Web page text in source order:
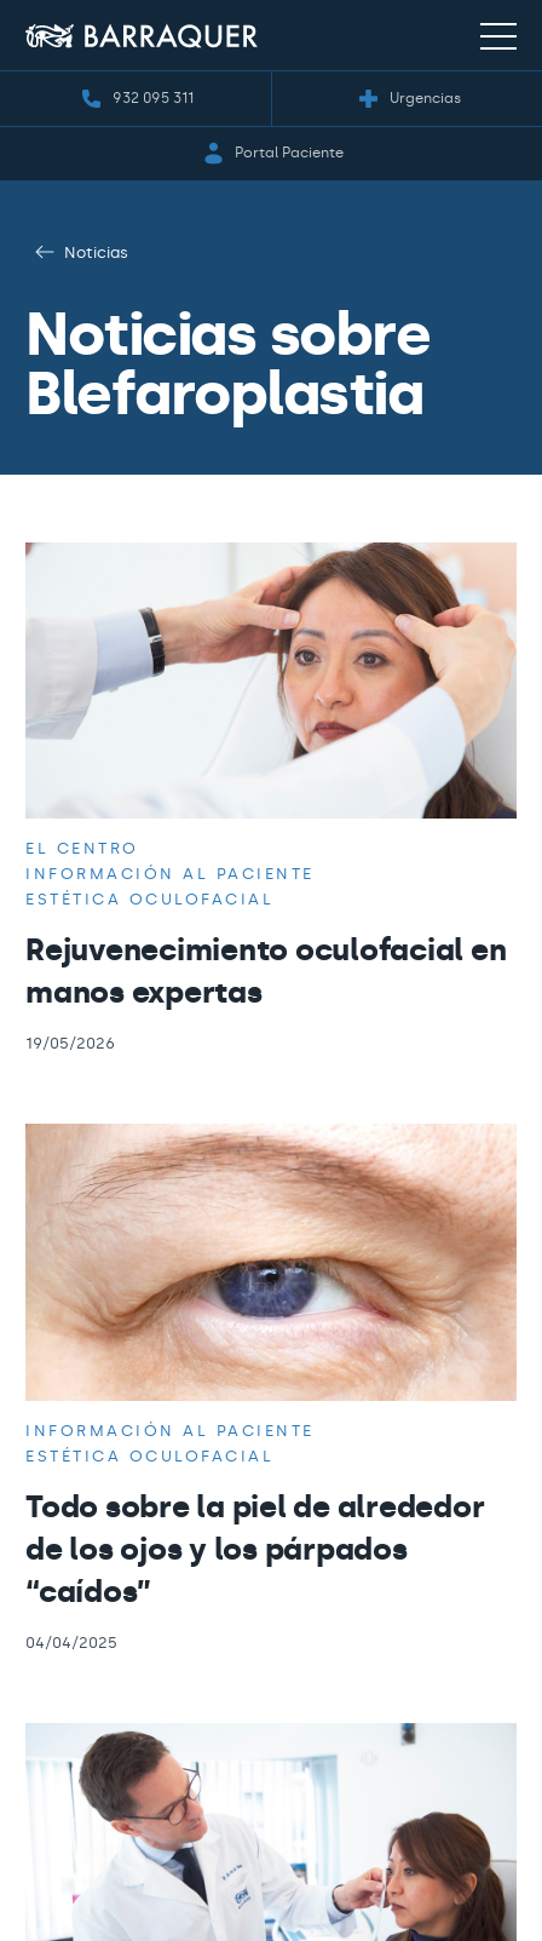
932 095 311 Urgencias
Portal Paciente
Noticias
Noticias sobre
Blefaroplastia
EL CENTRO
INFORMACIÓN AL PACIENTE
ESTÉTICA OCULOFACIAL
Rejuvenecimiento oculofacial en
manos expertas
19/05/2026
INFORMACIÓN AL PACIENTE
ESTÉTICA OCULOFACIAL
Todo sobre la piel de alrededor
de los ojos y los párpados
“caídos”
04/04/2025